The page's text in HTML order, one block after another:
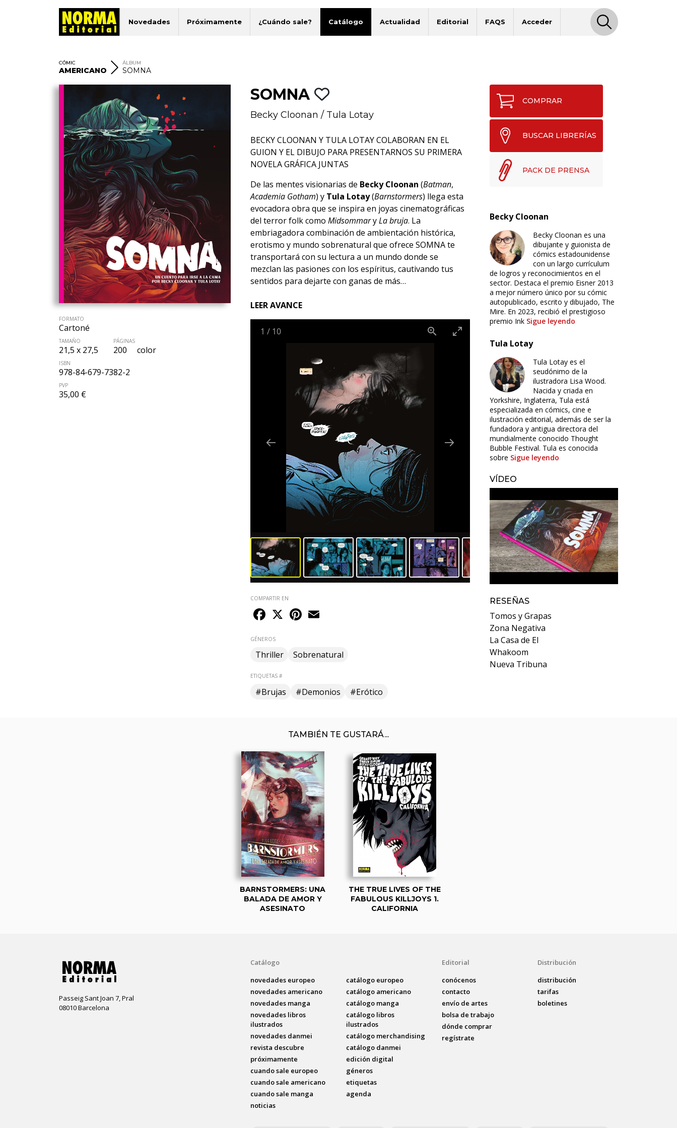
Novedades Próximamente ¿Cuándo sale? Catálogo Actualidad Editorial FAQS Acceder
CÓMIC
AMERICANO
ÁLBUM
SOMNA
FORMATO
Cartoné
TAMAÑO
21,5 x 27,5
PÁGINAS
200 color
ISBN
978-84-679-7382-2
PVP
35,00 €
SOMNA
Becky Cloonan / Tula Lotay
BECKY CLOONAN Y TULA LOTAY COLABORAN EN EL
GUION Y EL DIBUJO PARA PRESENTARNOS SU PRIMERA
NOVELA GRÁFICA JUNTAS
De las mentes visionarias de Becky Cloonan (Batman,
Academia Gotham) y Tula Lotay(Barnstormers) llega esta
evocadora obra que se inspira en joyas cinematográficas
del terror folk como MidsommaryLa bruja. La
embriagadora combinación de ambientación histórica,
erotismo y mundo sobrenatural que ofrece SOMNA te
transportará con su lectura a un mundo donde se
mezclan las pasiones con los espíritus, cautivando tus
sentidos para dejarte con ganas de más…
LEER AVANCE
1 / 10
COMPARTIR EN
Facebook
X Pinterest
GÉNEROS
Thriller Sobrenatural
ETIQUETAS #
#Brujas #Demonios #Erótico
COMPRAR
BUSCAR LIBRERÍAS
PACK DE PRENSA
Becky Cloonan
Becky Cloonan es una
dibujante y guionista de
cómics estadounidense
con un largo currículum
de logros y reconocimientos en el
sector. Destaca el premio Eisner 2013
a mejor número único por su cómic
autopublicado, escrito y dibujado, The
Mire. En 2023, recibió el prestigioso
premio Ink Sigue leyendo
Tula Lotay
Tula Lotay es el
seudónimo de la
ilustradora Lisa Wood.
Nacida y criada en
Yorkshire, Inglaterra, Tula está
especializada en cómics, cine e
ilustración editorial, además de ser la
fundadora y antigua directora del
mundialmente conocido Thought
Bubble Festival. Tula es conocida
sobre Sigue leyendo
VÍDEO
RESEÑAS
Tomos y Grapas
Zona Negativa
La Casa de El
Whakoom
Nueva Tribuna
TAMBIÉN TE GUSTARÁ...
BARNSTORMERS: UNA
BALADA DE AMOR Y
ASESINATO
THE TRUE LIVES OF THE
FABULOUS KILLJOYS 1.
CALIFORNIA
Passeig Sant Joan 7, Pral
08010 Barcelona
Catálogo
novedades europeo
novedades americano
novedades manga
novedades libros
ilustrados
novedades danmei
revista descubre
próximamente
cuando sale europeo
cuando sale americano
cuando sale manga
noticias
catálogo europeo
catálogo americano
catálogo manga
catálogo libros
ilustrados
catálogo merchandising
catálogo danmei
edición digital
géneros
etiquetas
agenda
Editorial
conócenos
contacto
envío de artes
bolsa de trabajo
dónde comprar
regístrate
Distribución
distribución
tarifas
boletines